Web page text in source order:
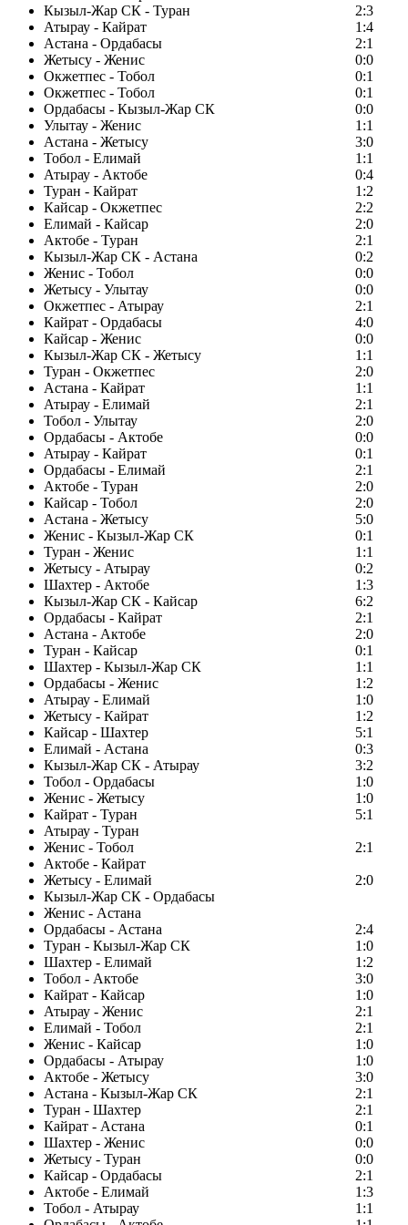
Кызыл-Жар СК - Туран
2:3
Атырау - Кайрат
1:4
Астана - Ордабасы
2:1
Жетысу - Женис
0:0
Окжетпес - Тобол
0:1
Окжетпес - Тобол
0:1
Ордабасы - Кызыл-Жар СК
0:0
Улытау - Женис
1:1
Астана - Жетысу
3:0
Тобол - Елимай
1:1
Атырау - Актобе
0:4
Туран - Кайрат
1:2
Кайсар - Окжетпес
2:2
Елимай - Кайсар
2:0
Актобе - Туран
2:1
Кызыл-Жар СК - Астана
0:2
Женис - Тобол
0:0
Жетысу - Улытау
0:0
Окжетпес - Атырау
2:1
Кайрат - Ордабасы
4:0
Кайсар - Женис
0:0
Кызыл-Жар СК - Жетысу
1:1
Туран - Окжетпес
2:0
Астана - Кайрат
1:1
Атырау - Елимай
2:1
Тобол - Улытау
2:0
Ордабасы - Актобе
0:0
Атырау - Кайрат
0:1
Ордабасы - Елимай
2:1
Актобе - Туран
2:0
Кайсар - Тобол
2:0
Астана - Жетысу
5:0
Женис - Кызыл-Жар СК
0:1
Туран - Женис
1:1
Жетысу - Атырау
0:2
Шахтер - Актобе
1:3
Кызыл-Жар СК - Кайсар
6:2
Ордабасы - Кайрат
2:1
Астана - Актобе
2:0
Туран - Кайсар
0:1
Шахтер - Кызыл-Жар СК
1:1
Ордабасы - Женис
1:2
Атырау - Елимай
1:0
Жетысу - Кайрат
1:2
Кайсар - Шахтер
5:1
Елимай - Астана
0:3
Кызыл-Жар СК - Атырау
3:2
Тобол - Ордабасы
1:0
Женис - Жетысу
1:0
Кайрат - Туран
5:1
Атырау - Туран
Женис - Тобол
2:1
Актобе - Кайрат
Жетысу - Елимай
2:0
Кызыл-Жар СК - Ордабасы
Женис - Астана
Ордабасы - Астана
2:4
Туран - Кызыл-Жар СК
1:0
Шахтер - Елимай
1:2
Тобол - Актобе
3:0
Кайрат - Кайсар
1:0
Атырау - Женис
2:1
Елимай - Тобол
2:1
Женис - Кайсар
1:0
Ордабасы - Атырау
1:0
Актобе - Жетысу
3:0
Астана - Кызыл-Жар СК
2:1
Туран - Шахтер
2:1
Кайрат - Астана
0:1
Шахтер - Женис
0:0
Жетысу - Туран
0:0
Кайсар - Ордабасы
2:1
Актобе - Елимай
1:3
Тобол - Атырау
1:1